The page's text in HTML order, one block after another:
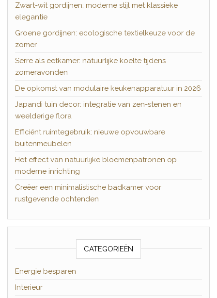
Zwart-wit gordijnen: moderne stijl met klassieke
elegantie
Groene gordijnen: ecologische textielkeuze voor de
zomer
Serre als eetkamer: natuurlijke koelte tijdens
zomeravonden
De opkomst van modulaire keukenapparatuur in 2026
Japandi tuin decor: integratie van zen-stenen en
weelderige flora
Efficiënt ruimtegebruik: nieuwe opvouwbare
buitenmeubelen
Het effect van natuurlijke bloemenpatronen op
moderne inrichting
Creëer een minimalistische badkamer voor
rustgevende ochtenden
CATEGORIEËN
Energie besparen
Interieur